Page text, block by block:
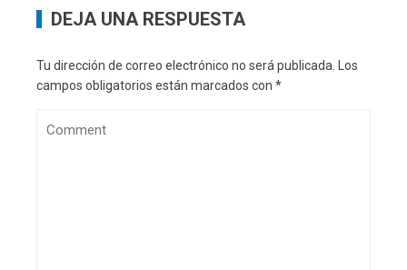
DEJA UNA RESPUESTA
Tu dirección de correo electrónico no será publicada. Los
campos obligatorios están marcados con *